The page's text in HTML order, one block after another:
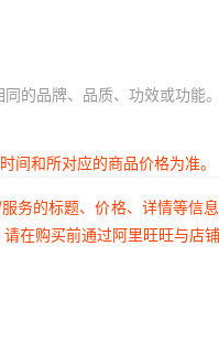
的品牌、品质、功效或功能。
和所对应的商品价格为准。
的标题、价格、详情等信
在购买前通过阿里旺旺与店